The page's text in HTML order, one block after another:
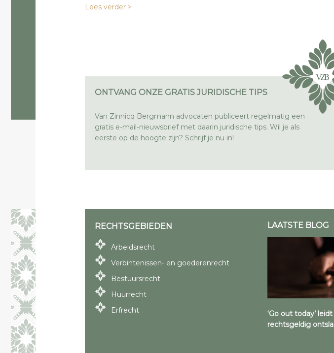
Lees verder >
ONTVANG ONZE GRATIS JURIDISCHE TIPS
Van Zinnicq Bergmann advocaten publiceert regelmatig een
gratis e-mail-nieuwsbrief met daarin juridische tips. Wil je als
eerste op de hoogte zijn? Schrijf je nu in!
RECHTSGEBIEDEN
Arbeidsrecht
Verbintenissen- en goederenrecht
Bestuursrecht
Huurrecht
Erfrecht
LAATSTE BLOG
‘Go out today’
rechtsgeldig